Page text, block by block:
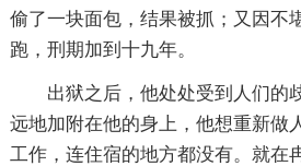
偷了一块面包，结果被抓；又因不
跑，刑期加到十九年。
出狱之后，他处处受到人们的
远地加附在他的身上，他想重新做
工作，连住宿的地方都没有。就在